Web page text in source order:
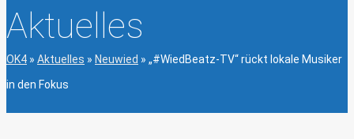
Aktuelles
OK4 » Aktuelles » Neuwied » „#WiedBeatz-TV“ rückt lokale Musiker
in den Fokus